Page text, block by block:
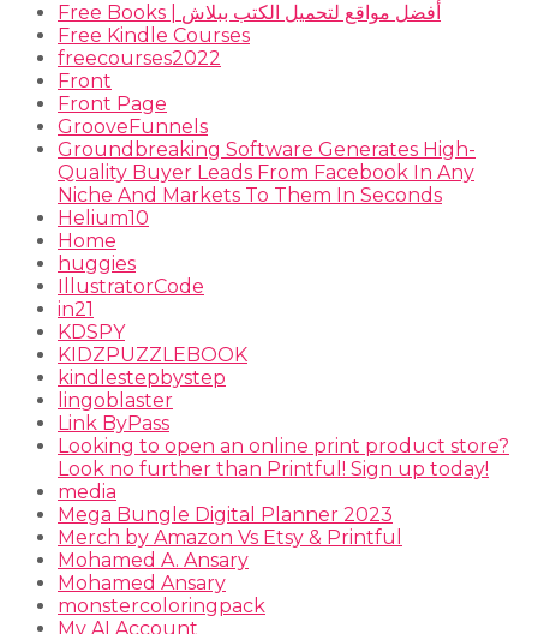
Free Books | أفضل مواقع لتحميل الكتب ببلاش
Free Kindle Courses
freecourses2022
Front
Front Page
GrooveFunnels
Groundbreaking Software Generates High-
Quality Buyer Leads From Facebook In Any
Niche And Markets To Them In Seconds
Helium10
Home
huggies
IllustratorCode
in21
KDSPY
KIDZPUZZLEBOOK
kindlestepbystep
lingoblaster
Link ByPass
Looking to open an online print product store?
Look no further than Printful! Sign up today!
media
Mega Bungle Digital Planner 2023
Merch by Amazon Vs Etsy & Printful
Mohamed A. Ansary
Mohamed Ansary
monstercoloringpack
My AI Account